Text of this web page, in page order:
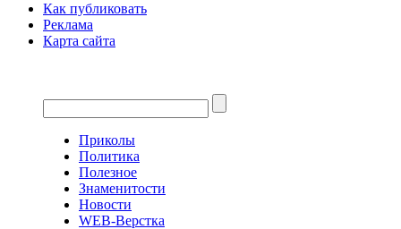
Как публиковать
Реклама
Карта сайта
Приколы
Политика
Полезное
Знаменитости
Новости
WEB-Верстка